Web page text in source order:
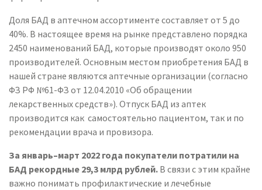
Доля БАД в аптечном ассортименте составляет от 5 до
40%. В настоящее время на рынке представлено порядка
2450 наименований БАД, которые производят около 950
производителей. Основным местом приобретения БАД в
нашей стране являются аптечные организации (согласно
ФЗ РФ №61-ФЗ от 12.04.2010 «Об обращении
лекарственных средств»). Отпуск БАД из аптек
производится как самостоятельно пациентом, так и по
рекомендации врача и провизора.
За январь–март 2022 года покупатели потратили на
БАД рекордные 29,3 млрд рублей. В связи с этим крайне
важно понимать профилактические и лечебные